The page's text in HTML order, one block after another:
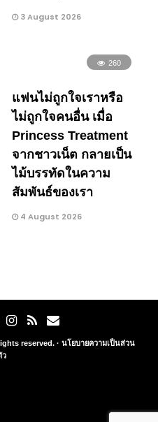
3 August 2026
260
แฟนไม่ถูกใจเราหรือ
ไม่ถูกใจคนอื่น เมื่อ
Princess Treatment
จากชาวเน็ต กลายเป็น
ไม้บรรทัดในความ
สัมพันธ์ของเรา
4 August 2026
reserved. · นโยบายความเป็นส่วน
ว